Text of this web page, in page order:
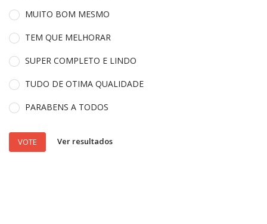
MUITO BOM MESMO
TEM QUE MELHORAR
SUPER COMPLETO E LINDO
TUDO DE OTIMA QUALIDADE
PARABENS A TODOS
VOTE Ver resultados